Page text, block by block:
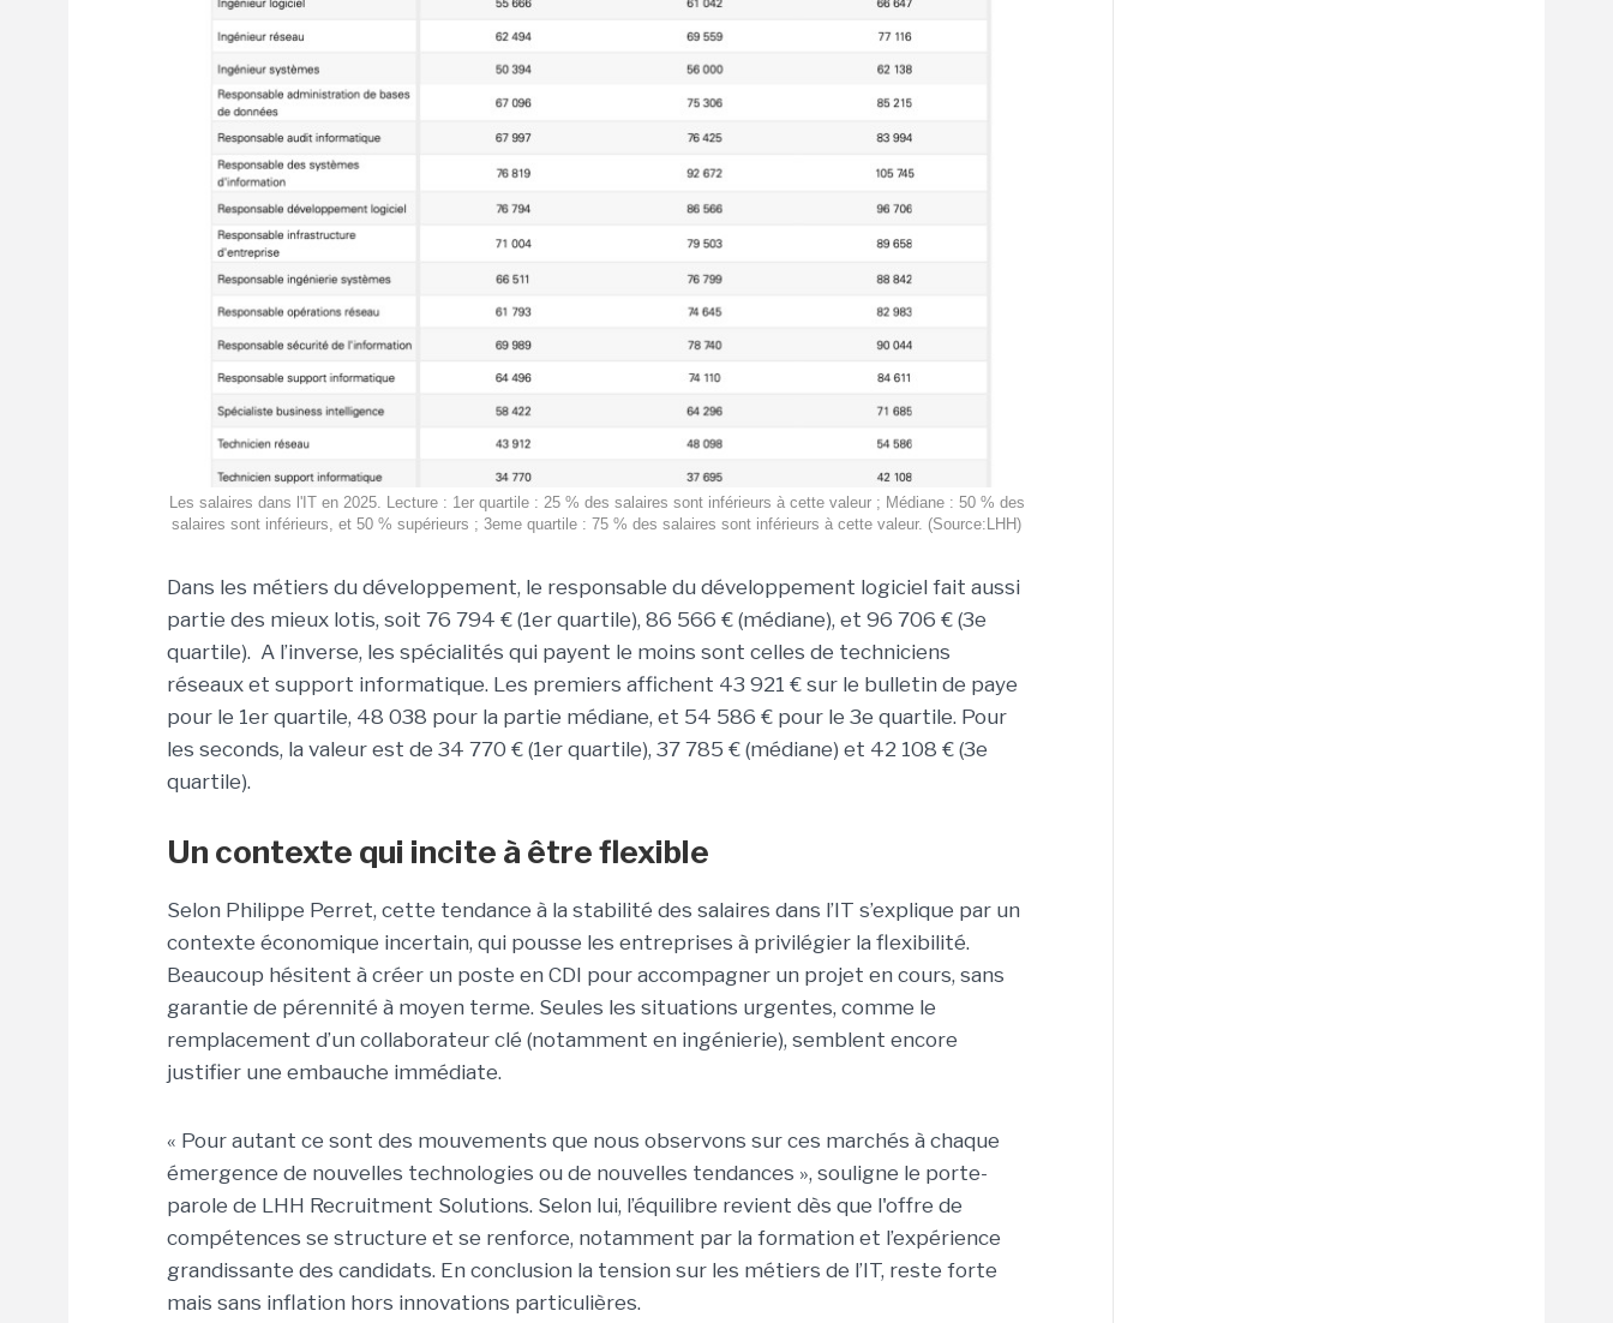
Les salaires dans l'IT en 2025. Lecture : 1er quartile : 25 % des salaires sont inférieurs à cette valeur ; Médiane : 50 % des
salaires sont inférieurs, et 50 % supérieurs ; 3eme quartile : 75 % des salaires sont inférieurs à cette valeur. (Source:LHH)
Dans les métiers du développement, le responsable du développement logiciel fait aussi
partie des mieux lotis, soit 76 794 € (1er quartile), 86 566 € (médiane), et 96 706 € (3e
quartile). A l’inverse, les spécialités qui payent le moins sont celles de techniciens
réseaux et support informatique. Les premiers affichent 43 921 € sur le bulletin de paye
pour le 1er quartile, 48 038 pour la partie médiane, et 54 586 € pour le 3e quartile. Pour
les seconds, la valeur est de 34 770 € (1er quartile), 37 785 € (médiane) et 42 108 € (3e
quartile).
Un contexte qui incite à être flexible
Selon Philippe Perret, cette tendance à la stabilité des salaires dans l’IT s’explique par un
contexte économique incertain, qui pousse les entreprises à privilégier la flexibilité.
Beaucoup hésitent à créer un poste en CDI pour accompagner un projet en cours, sans
garantie de pérennité à moyen terme. Seules les situations urgentes, comme le
remplacement d’un collaborateur clé (notamment en ingénierie), semblent encore
justifier une embauche immédiate.
« Pour autant ce sont des mouvements que nous observons sur ces marchés à chaque
émergence de nouvelles technologies ou de nouvelles tendances », souligne le porte-
parole de LHH Recruitment Solutions. Selon lui, l’équilibre revient dès que l'offre de
compétences se structure et se renforce, notamment par la formation et l’expérience
grandissante des candidats. En conclusion la tension sur les métiers de l’IT, reste forte
mais sans inflation hors innovations particulières.